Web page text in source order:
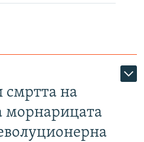
смртта на
морнарицата